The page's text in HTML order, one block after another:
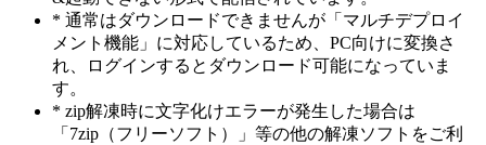
* 通常はダウンロードできませんが「マルチデプロイ
メント機能」に対応しているため、PC向けに変換さ
れ、ログインするとダウンロード可能になっていま
す。
* zip解凍時に文字化けエラーが発生した場合は
「7zip（フリーソフト）」等の他の解凍ソフトをご利